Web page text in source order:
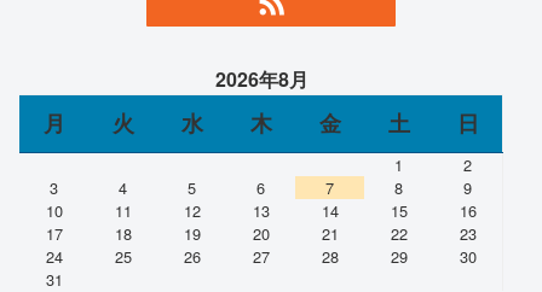
2026年8月
月 火 水 木 金 土 日
1
2
3
4 5 6 7 8
9
10
11 12 13 14 15
16
17
18 19 20 21 22
23
24
25 26 27 28 29
30
31